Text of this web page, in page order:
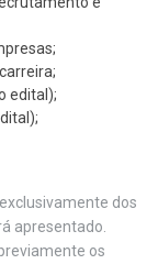
edital);
dos
apresentado.
os